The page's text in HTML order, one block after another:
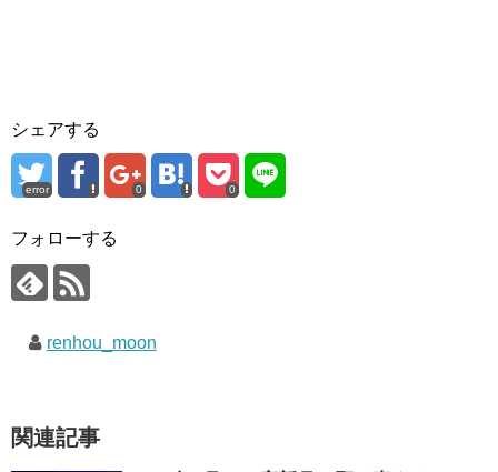
シェアする
error 0 0
フォローする
renhou_moon
関連記事